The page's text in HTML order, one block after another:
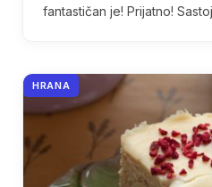
fantastičan je! Prijatno!
HRANA